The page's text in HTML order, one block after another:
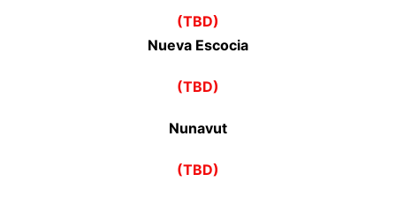
(TBD)
Nueva Escocia
(TBD)
Nunavut
(TBD)